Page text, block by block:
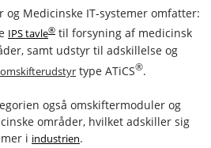
og Medicinske IT-systemer omfatter:
IPS tavle® til forsyning af medicinsk
samt udstyr til adskillelse og
omskifterudstyr type ATiCS®.
også omskiftermoduler og
områder, hvilket adskiller sig
i industrien.